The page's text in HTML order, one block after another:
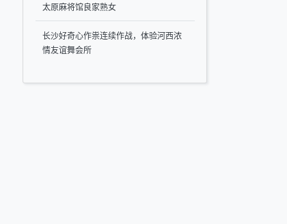
太原麻将馆良家熟女
长沙好奇心作祟连续作战，体验河西浓
情友谊舞会所